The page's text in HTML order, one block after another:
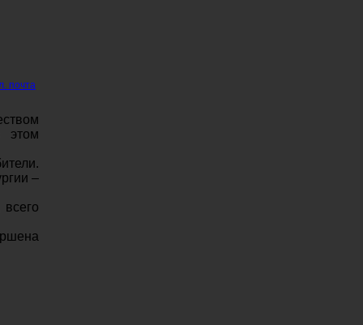
почта
этом
–